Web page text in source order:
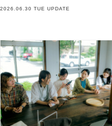
2026.06.30 TUE UPDATE